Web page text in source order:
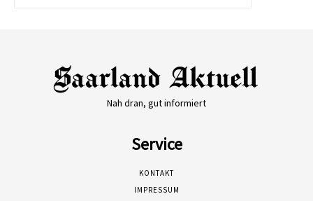
Nah dran, gut informiert
Service
KONTAKT
IMPRESSUM